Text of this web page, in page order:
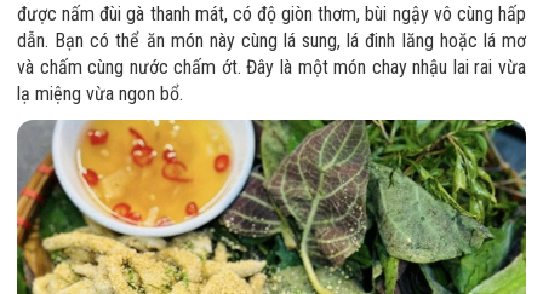
được nấm đùi gà thanh mát, có độ giòn thơm, bùi ngậy vô cùng hấp
dẫn. Bạn có thể ăn món này cùng lá sung, lá đinh lăng hoặc lá mơ
và chấm cùng nước chấm ớt. Đây là một món chay nhậu lai rai vừa
lạ miệng vừa ngon bổ.